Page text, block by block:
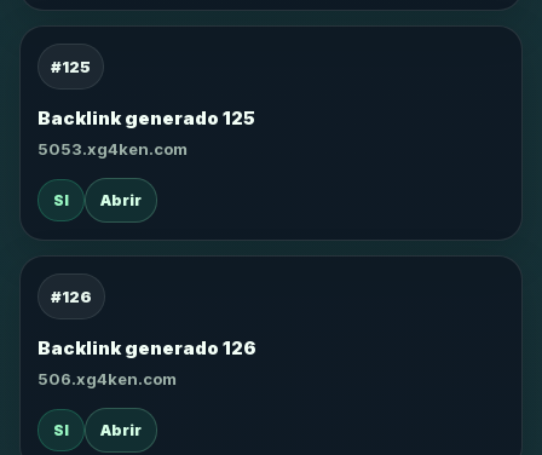
#125
Backlink generado 125
5053.xg4ken.com
SI Abrir
#126
Backlink generado 126
506.xg4ken.com
SI Abrir